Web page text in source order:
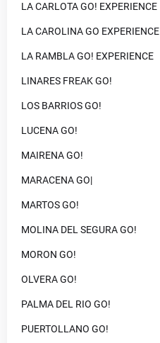
LA CARLOTA GO! EXPERIENCE
LA CAROLINA GO EXPERIENCE
LA RAMBLA GO! EXPERIENCE
LINARES FREAK GO!
LOS BARRIOS GO!
LUCENA GO!
MAIRENA GO!
MARACENA GO|
MARTOS GO!
MOLINA DEL SEGURA GO!
MORON GO!
OLVERA GO!
PALMA DEL RIO GO!
PUERTOLLANO GO!